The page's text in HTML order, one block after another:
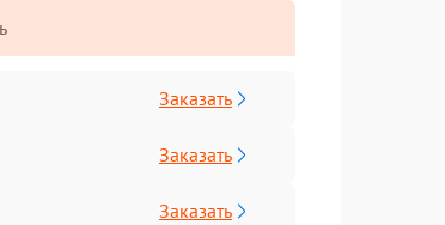
Заказать
Заказать
Заказать